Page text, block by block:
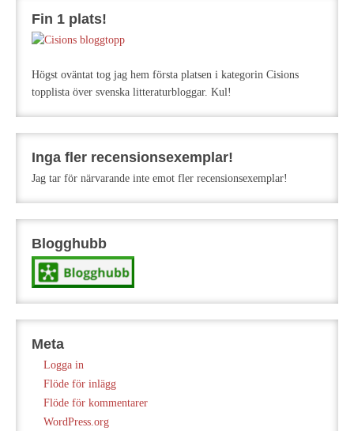
Fin 1 plats!
Högst oväntat tog jag hem första platsen i kategorin Cisions
topplista över svenska litteraturbloggar. Kul!
Inga fler recensionsexemplar!
Jag tar för närvarande inte emot fler recensionsexemplar!
Blogghubb
Meta
Logga in
Flöde för inlägg
Flöde för kommentarer
WordPress.org